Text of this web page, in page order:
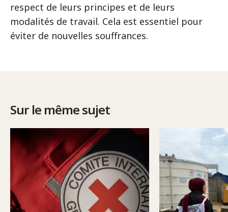
respect de leurs principes et de leurs
modalités de travail. Cela est essentiel pour
éviter de nouvelles souffrances.
Sur le même sujet